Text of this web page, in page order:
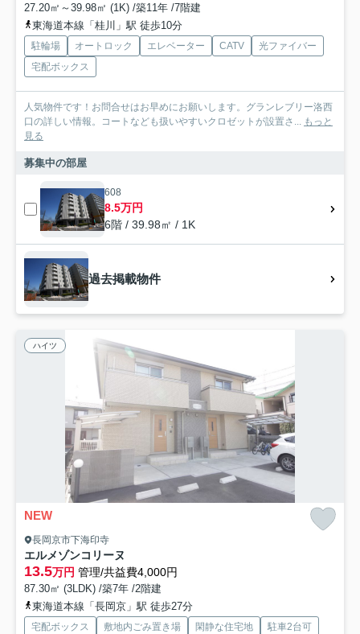
27.20㎡～39.98㎡ (1K) /築11年 /7階建
東海道本線「桂川」駅 徒歩10分
駐輪場 オートロック エレベーター CATV
光ファイバー
宅配ボックス
人気物件です！お問合せはお早めにお願いします。グランレブリー洛西
口の詳しい情報。コートなども扱いやすいクロゼットが設置さ... もっと
見る
募集中の部屋
608
8.5万円
6階 / 39.98㎡ / 1K
過去掲載物件
ハイツ
NEW
長岡京市下海印寺
エルメゾンコリーヌ
13.5万円 管理/共益費4,000円
87.30㎡ (3LDK) /築7年 /2階建
東海道本線「長岡京」駅 徒歩27分
宅配ボックス 敷地内ごみ置き場 閑静な住宅地
駐車2台可